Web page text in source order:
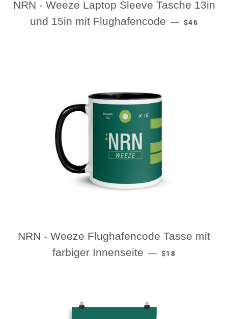
NRN - Weeze Laptop Sleeve Tasche 13in
und 15in mit Flughafencode — REGULAR
$46
NRN - Weeze Flughafencode Tasse mit
farbiger Innenseite — REGULAR PRICE
$18